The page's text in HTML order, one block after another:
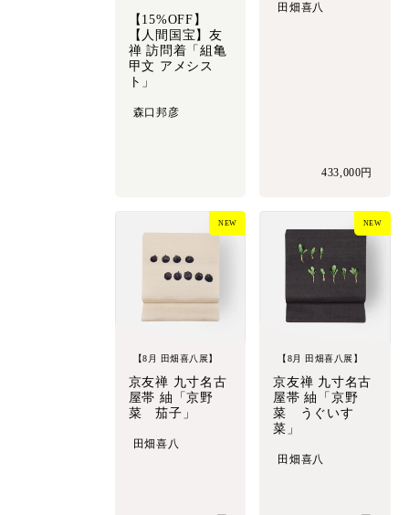
【15%OFF】
【人間国宝】友
禅 訪問着「組亀
甲文 アメシス
ト」
森口邦彦
田畑喜八
433,000円
【8月 田畑喜八展】
京友禅 九寸名古
屋帯 紬「京野
菜 茄子」
田畑喜八
NEW
【8月 田畑喜八展】
京友禅 九寸名古
屋帯 紬「京野
菜 うぐいす
菜」
田畑喜八
NEW